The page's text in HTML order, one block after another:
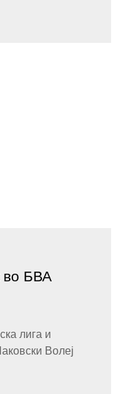
во БВА
лига и
Волеј